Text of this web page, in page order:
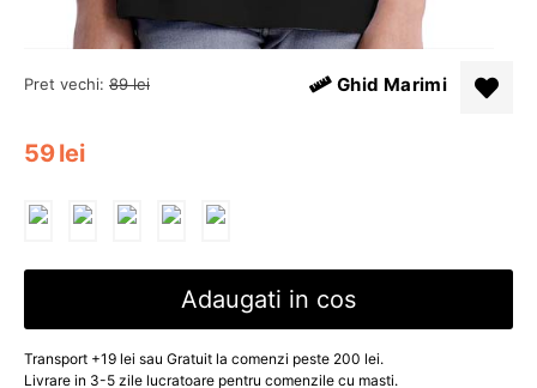
Pret vechi: 89 lei
59lei
Ghid Marimi
Adaugati in cos
Transport +19 lei sau Gratuit la comenzi peste 200 lei.
Livrare in 3-5 zile lucratoare pentru comenzile cu masti.